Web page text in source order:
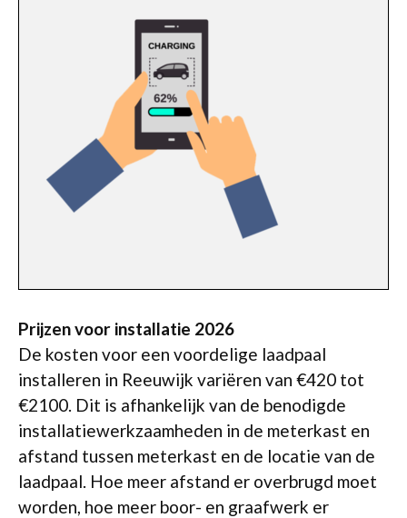
Prijzen voor installatie 2026
De kosten voor een voordelige laadpaal
installeren in Reeuwijk variëren van €420 tot
€2100. Dit is afhankelijk van de benodigde
installatiewerkzaamheden in de meterkast en
afstand tussen meterkast en de locatie van de
laadpaal. Hoe meer afstand er overbrugd moet
worden, hoe meer boor- en graafwerk er